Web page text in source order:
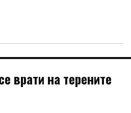
врати на терените